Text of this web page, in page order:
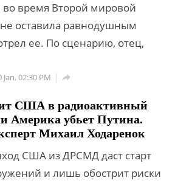
во время Второй мировой
оставила равнодушным
ее. По сценарию, отец,
Jan, 02:30 PM 
США в радиоактивный
Америка убьет Путина.
Михаил Ходаренок
США из ДРСМД даст старт
и лишь обострит риски